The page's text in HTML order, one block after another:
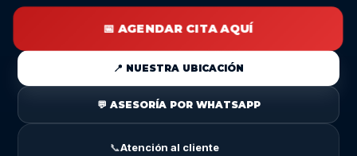
📅 AGENDAR CITA AQUÍ
📍 NUESTRA UBICACIÓN
💬 ASESORÍA POR WHATSAPP
📞Atención al cliente